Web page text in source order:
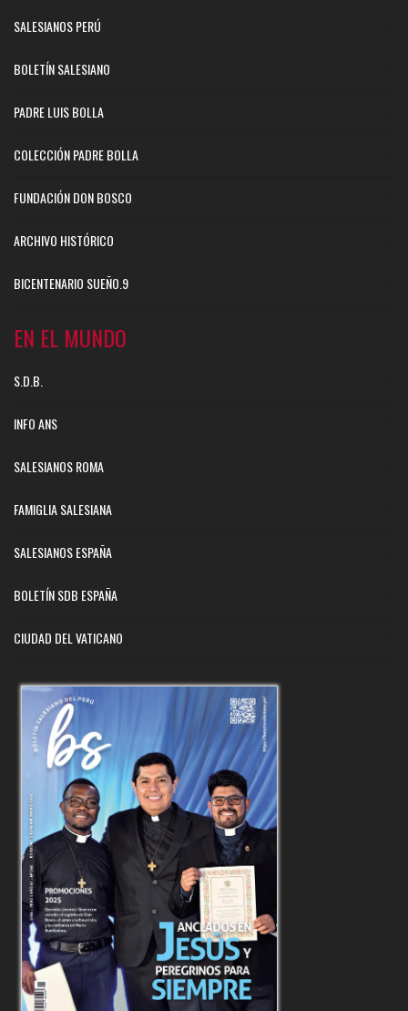
SALESIANOS PERÚ
BOLETÍN SALESIANO
PADRE LUIS BOLLA
COLECCIÓN PADRE BOLLA
FUNDACIÓN DON BOSCO
ARCHIVO HISTÓRICO
BICENTENARIO SUEÑO.9
EN EL MUNDO
S.D.B.
INFO ANS
SALESIANOS ROMA
FAMIGLIA SALESIANA
SALESIANOS ESPAÑA
BOLETÍN SDB ESPAÑA
CIUDAD DEL VATICANO